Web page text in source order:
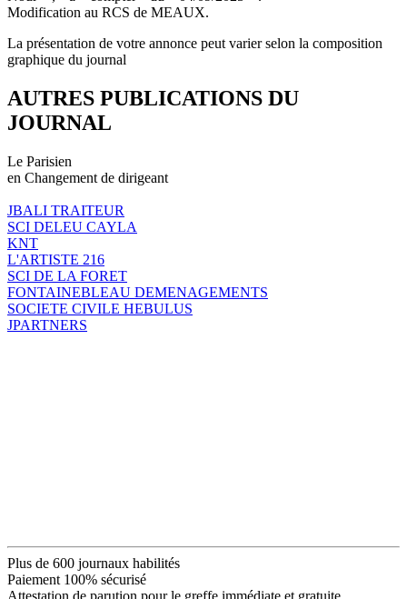
Modification au RCS de MEAUX.
La présentation de votre annonce peut varier selon la composition
graphique du journal
AUTRES PUBLICATIONS DU
JOURNAL
Le Parisien
en Changement de dirigeant
JBALI TRAITEUR
SCI DELEU CAYLA
KNT
L'ARTISTE 216
SCI DE LA FORET
FONTAINEBLEAU DEMENAGEMENTS
SOCIETE CIVILE HEBULUS
JPARTNERS
Plus de 600 journaux habilités
Paiement 100% sécurisé
Attestation de parution pour le greffe immédiate et gratuite